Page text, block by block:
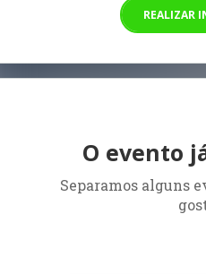
REALIZAR
O evento
Separamos alguns